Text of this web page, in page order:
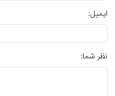
ایمیل:
نظر شما: